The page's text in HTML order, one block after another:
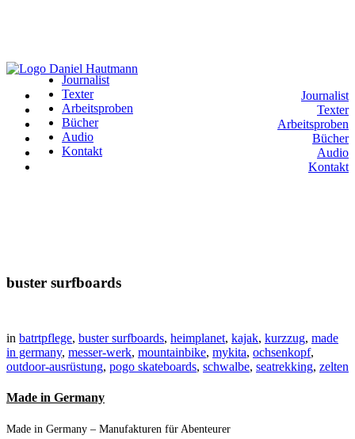
Journalist
Texter
Arbeitsproben
Bücher
Audio
Kontakt
Journalist
Texter
Arbeitsproben
Bücher
Audio
Kontakt
buster surfboards
in batrtpflege, buster surfboards, heimplanet, kajak, kurzzug, made
in germany, messer-werk, mountainbike, mykita, ochsenkopf,
outdoor-ausrüstung, pogo skateboards, schwalbe, seatrekking, zelten
Made in Germany
Made in Germany – Manufakturen für Abenteurer